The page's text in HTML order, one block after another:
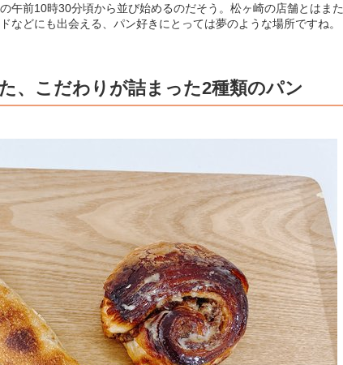
午前10時30分頃から並び始めるのだそう。松ヶ崎の店舗とはまた
などにも出会える、パン好きにとっては夢のような場所ですね。
、こだわりが詰まった2種類のパン